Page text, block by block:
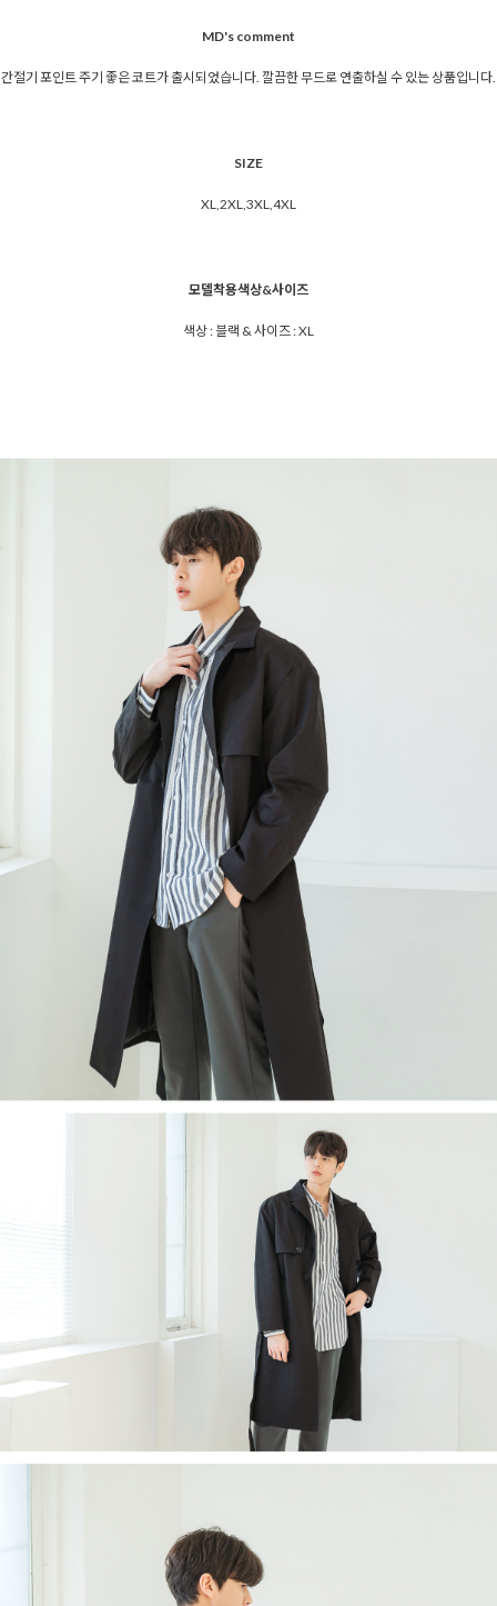
MD's comment
간절기 포인트 주기 좋은 코트가 출시되었습니다. 깔끔한 무드로 연출하실 수 있는 상품입니다.
SIZE
XL,2XL,3XL,4XL
모델착용색상&사이즈
색상 : 블랙 & 사이즈 : XL